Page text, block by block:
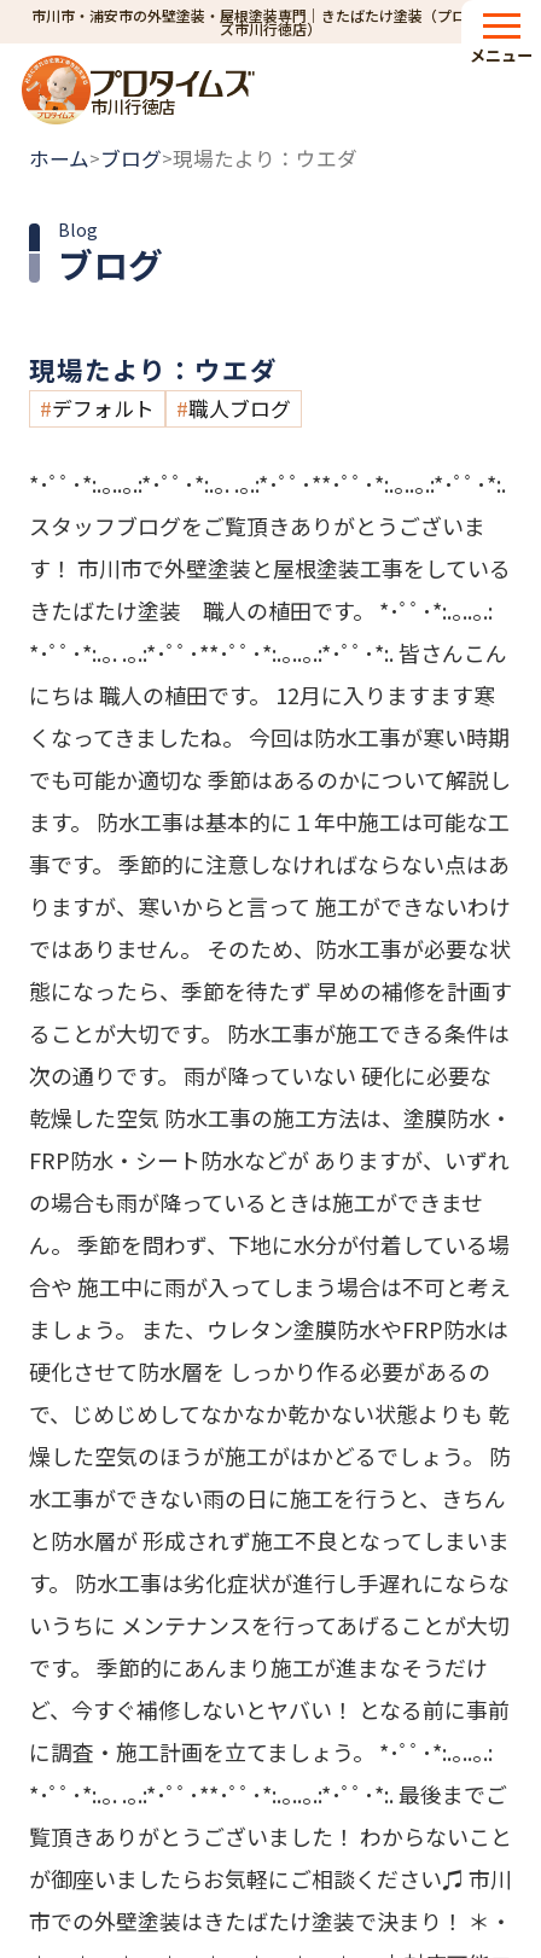
市川市・浦安市の外壁塗装・屋根塗装専門｜きたばたけ塗装（プロタイム
ズ市川行徳店）
市川行徳店
メニュー
ホーム>ブログ>現場たより：ウエダ
ブログ
Blog
現場たより：ウエダ
デフォルト 職人ブログ
*･ﾟﾟ･*:.｡..｡.:*･ﾟﾟ･*:.｡. .｡.:*･ﾟﾟ･**･ﾟﾟ･*:.｡..｡.:*･ﾟﾟ･*:.
スタッフブログをご覧頂きありがとうございま
す！ 市川市で外壁塗装と屋根塗装工事をしている
きたばたけ塗装 職人の植田です。 *･ﾟﾟ･*:.｡..｡.:
*･ﾟﾟ･*:.｡. .｡.:*･ﾟﾟ･**･ﾟﾟ･*:.｡..｡.:*･ﾟﾟ･*:. 皆さんこん
にちは 職人の植田です。 12月に入りますます寒
くなってきましたね。 今回は防水工事が寒い時期
でも可能か適切な 季節はあるのかについて解説し
ます。 防水工事は基本的に１年中施工は可能な工
事です。 季節的に注意しなければならない点はあ
りますが、寒いからと言って 施工ができないわけ
ではありません。 そのため、防水工事が必要な状
態になったら、季節を待たず 早めの補修を計画す
ることが大切です。 防水工事が施工できる条件は
次の通りです。 雨が降っていない 硬化に必要な
乾燥した空気 防水工事の施工方法は、塗膜防水・
FRP防水・シート防水などが ありますが、いずれ
の場合も雨が降っているときは施工ができませ
ん。 季節を問わず、下地に水分が付着している場
合や 施工中に雨が入ってしまう場合は不可と考え
ましょう。 また、ウレタン塗膜防水やFRP防水は
硬化させて防水層を しっかり作る必要があるの
で、じめじめしてなかなか乾かない状態よりも 乾
燥した空気のほうが施工がはかどるでしょう。 防
水工事ができない雨の日に施工を行うと、きちん
と防水層が 形成されず施工不良となってしまいま
す。 防水工事は劣化症状が進行し手遅れにならな
いうちに メンテナンスを行ってあげることが大切
です。 季節的にあんまり施工が進まなそうだけ
ど、今すぐ補修しないとヤバい！ となる前に事前
に調査・施工計画を立てましょう。 *･ﾟﾟ･*:.｡..｡.:
*･ﾟﾟ･*:.｡. .｡.:*･ﾟﾟ･**･ﾟﾟ･*:.｡..｡.:*･ﾟﾟ･*:. 最後までご
覧頂きありがとうございました！ わからないこと
が御座いましたらお気軽にご相談ください♫ 市川
市での外壁塗装はきたばたけ塗装で決まり！ ＊・